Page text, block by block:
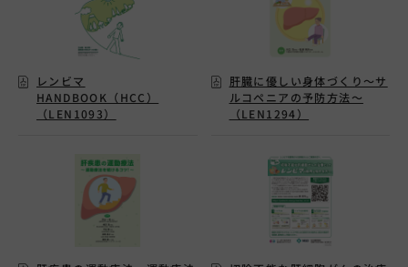
レンビマ
HANDBOOK（HCC）
（LEN1093）
肝臓に優しい身体づくり～サ
ルコペニアの予防方法～
（LEN1294）